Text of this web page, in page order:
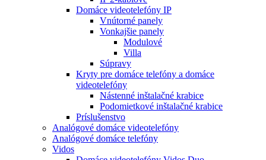
Domáce videotelefóny IP
Vnútorné panely
Vonkajšie panely
Modulové
Villa
Súpravy
Kryty pre domáce telefóny a domáce
videotelefóny
Nástenné inštalačné krabice
Podomietkové inštalačné krabice
Príslušenstvo
Analógové domáce videotelefóny
Analógové domáce telefóny
Vidos